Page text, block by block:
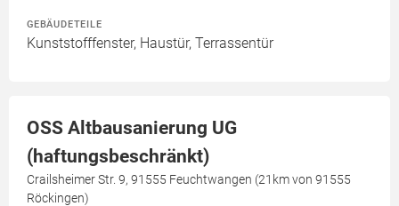
GEBÄUDETEILE
Kunststofffenster, Haustür, Terrassentür
OSS Altbausanierung UG
(haftungsbeschränkt)
Crailsheimer Str. 9, 91555 Feuchtwangen (21km von 91555
Röckingen)